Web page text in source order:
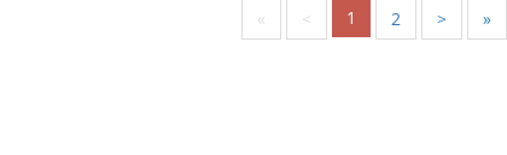
« < 1 2 > »